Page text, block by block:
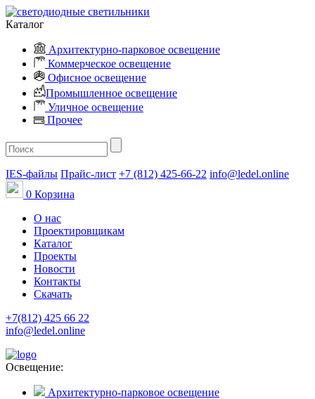
Каталог
Архитектурно-парковое освещение
Коммерческое освещение
Офисное освещение
Промышленное освещение
Уличное освещение
Прочее
IES-файлы Прайс-лист +7 (812) 425-66-22 info@ledel.online
0 Корзина
О нас
Проектировщикам
Каталог
Проекты
Новости
Контакты
Скачать
+7(812) 425 66 22
info@ledel.online
Освещение:
Архитектурно-парковое освещение